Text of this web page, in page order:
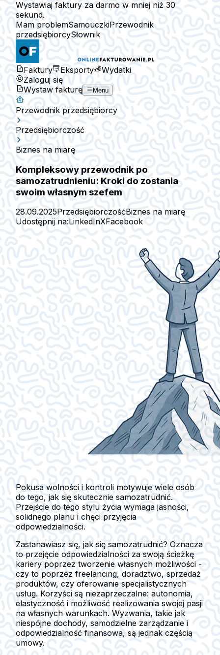
Wystawiaj faktury za darmo w mniej niż 30
sekund.
Mam problemSamouczkiPrzewodnik
przedsiębiorcySłownik
Faktury Eksporty
Wydatki
Zaloguj się
Wystaw fakturę
Menu
Przewodnik przedsiębiorcy
Przedsiębiorczość
Biznes na miarę
Kompleksowy przewodnik po
samozatrudnieniu: Kroki do zostania
swoim własnym szefem
28.09.2025PrzedsiębiorczośćBiznes na miarę
Udostępnij na:LinkedInXFacebook
Pokusa wolności i kontroli motywuje wiele osób
do tego, jak się skutecznie samozatrudnić.
Przejście do tego stylu życia wymaga jasności,
solidnego planu i chęci przyjęcia
odpowiedzialności.
Zastanawiasz się, jak się samozatrudnić? Oznacza
to przejęcie odpowiedzialności za swoją ścieżkę
kariery poprzez tworzenie własnych możliwości -
czy to poprzez freelancing, doradztwo, sprzedaż
produktów, czy oferowanie specjalistycznych
usług. Korzyści są niezaprzeczalne: autonomia,
elastyczność i możliwość realizowania swojej pasji
na własnych warunkach. Wyzwania, takie jak
niespójne dochody, samodzielne zarządzanie i
odpowiedzialność finansowa, są jednak częścią
umowy.